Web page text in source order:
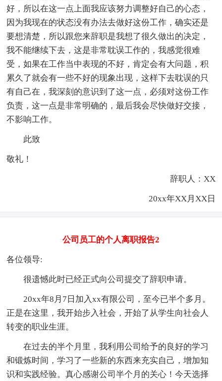
好，所以在这一点上面我应该努力调整好自己的心态，
因为我现在的状态没有办法去做好这份工作，确实还是
要想清楚，所以跟您来辞职是我想了很久做出的决定，
我不能继续下去，这是非常耽误工作的，我感觉很难
受，如果在工作当中表现的不好，肯定会有大问题，积
累久了就会有一些不好的现象出现，这样下去耽误的只
有自己在，我深刻的意识到了这一点，必须对这份工作
负责，这一点是非常明确的，最后我会尽快做好交接，
不影响工作。
此致
敬礼！
辞职人：XX
20xx年XX月XX日
公司员工的个人离职报告2
各位领导:
很遗憾此时已经正式向公司提交了辞职申请。
20xx年8月7日加入xx有限公司，至今已半个多月。
正是在这里，我开始步入社会，开始了从学生向社会人
转变的职业生涯。
在过去的半个月里，我利用公司给予的良好的学习
和锻炼时间，学习了一些新的东西来充实自己，增加知
识和实践经验。真心感谢公司半个月的关心！今天选择